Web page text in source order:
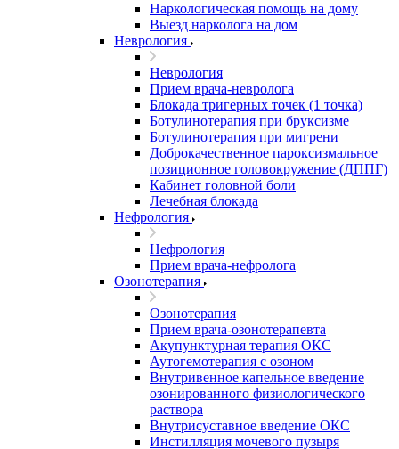
Наркологическая помощь на дому
Выезд нарколога на дом
Неврология
Неврология
Прием врача-невролога
Блокада тригерных точек (1 точка)
Ботулинотерапия при бруксизме
Ботулинотерапия при мигрени
Доброкачественное пароксизмальное
позиционное головокружение (ДППГ)
Кабинет головной боли
Лечебная блокада
Нефрология
Нефрология
Прием врача-нефролога
Озонотерапия
Озонотерапия
Прием врача-озонотерапевта
Акупунктурная терапия ОКС
Аутогемотерапия с озоном
Внутривенное капельное введение
озонированного физиологического
раствора
Внутрисуставное введение ОКС
Инстилляция мочевого пузыря